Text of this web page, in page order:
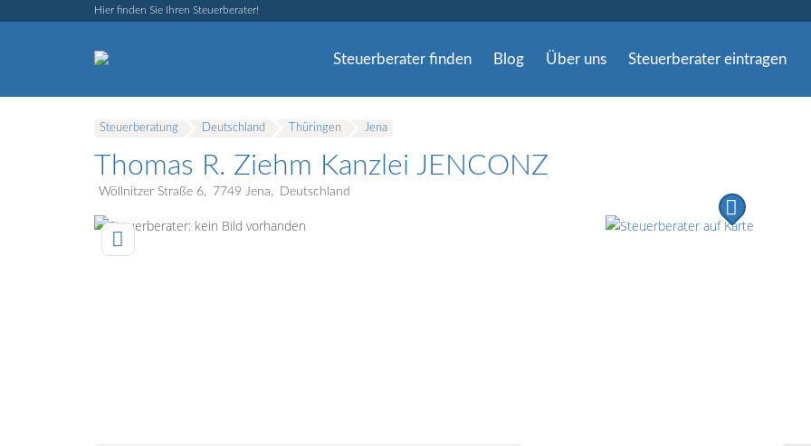
Hier finden Sie Ihren Steuerberater!
Steuerberater finden Blog Über uns Steuerberater eintragen
Steuerberatung Deutschland Thüringen Jena
Thomas R. Ziehm Kanzlei JENCONZ
Wöllnitzer Straße 6 7749 Jena Deutschland